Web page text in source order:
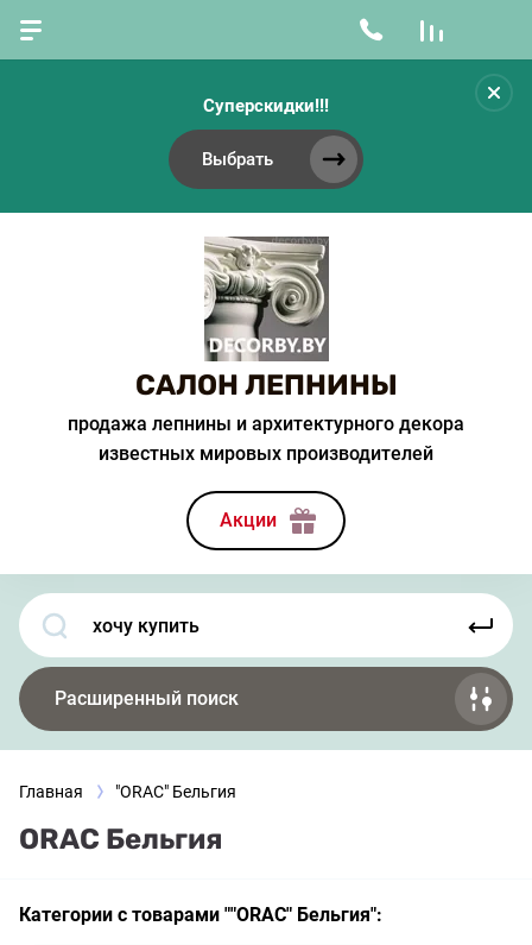
Суперскидки!!!
Выбрать
САЛОН ЛЕПНИНЫ
продажа лепнины и архитектурного декора
известных мировых производителей
Акции
Расширенный поиск
Главная "ORAC" Бельгия
ORAC Бельгия
Категории с товарами ""ORAC" Бельгия":